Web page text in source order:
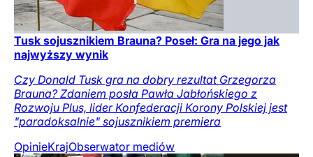
Tusk sojusznikiem Brauna? Poseł: Gra na jego jak
najwyższy wynik
Czy Donald Tusk gra na dobry rezultat Grzegorza
Brauna? Zdaniem posła Pawła Jabłońskiego z
Rozwoju Plus, lider Konfederacji Korony Polskiej jest
"paradoksalnie" sojusznikiem premiera
OpinieKrajObserwator mediów